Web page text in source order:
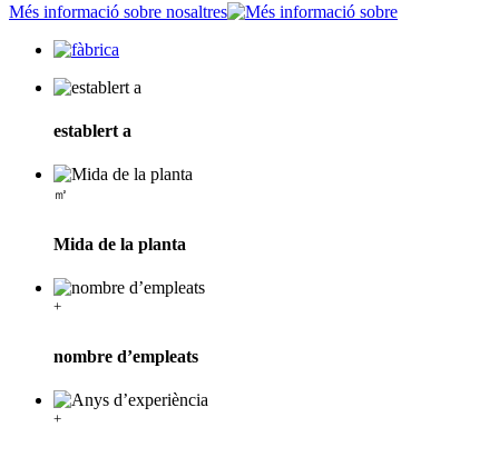
Més informació sobre nosaltres
establert a
㎡
Mida de la planta
+
nombre d’empleats
+